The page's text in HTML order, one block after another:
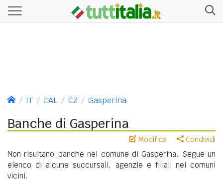
IT CAL CZ Gasperina
Banche di Gasperina
Modifica Condividi
Non risultano banche nel comune di Gasperina. Segue un
elenco di alcune succursali, agenzie e filiali nei comuni
vicini.